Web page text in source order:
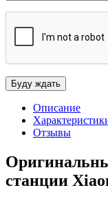
Описание
Отзывы
станции